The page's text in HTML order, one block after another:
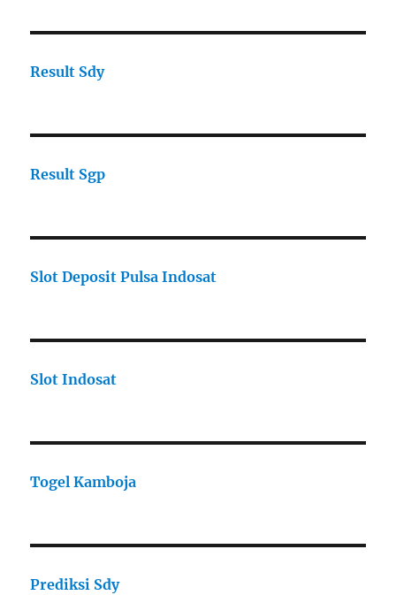
Result Sdy
Result Sgp
Slot Deposit Pulsa Indosat
Slot Indosat
Togel Kamboja
Prediksi Sdy